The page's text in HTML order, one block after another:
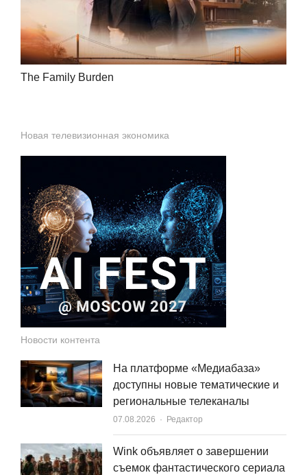
The Family Burden
Новая телевизионная экономика
Новости контента
На платформе «Медиабаза»
доступны новые тематические и
региональные телеканалы
07.08.2026 Author
Редактор
Wink объявляет о завершении
съемок фантастического сериала